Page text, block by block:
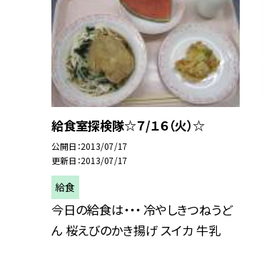
給食室探検隊☆７/１６（火）☆
公開日 2013/07/17
更新日 2013/07/17
給食
今日の給食は・・・ 冷やしきつねうど
ん 桜えびのかき揚げ スイカ 牛乳